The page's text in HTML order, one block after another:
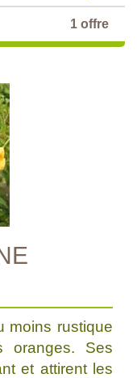
1 offre
moins rustique
oranges. Ses
et attirent les